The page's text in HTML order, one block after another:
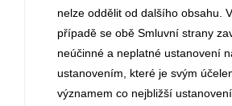
nelze oddělit od dalšího obsahu.
případě se obě Smluvní strany
neúčinné a neplatné ustanovení
ustanovením, které je svým
významem co nejbližší